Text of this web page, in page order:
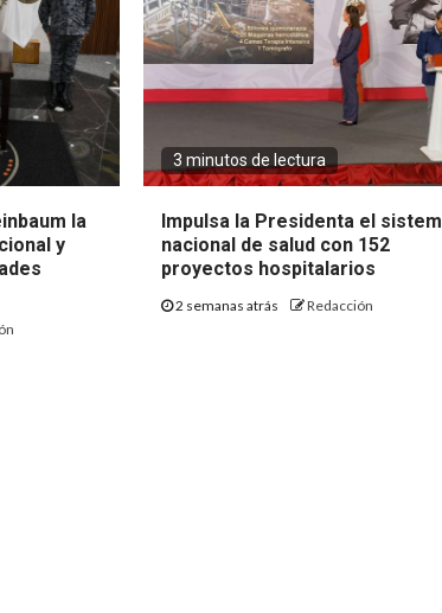
la
y
3 minutos de lectura
Impulsa la Presidenta el
nacional de salud con 152
proyectos hospitalarios
2 semanas atrás Redacción